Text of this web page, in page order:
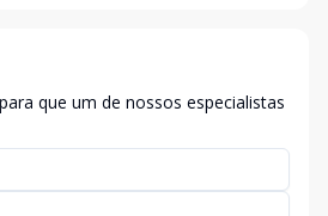
que um de nossos especialistas